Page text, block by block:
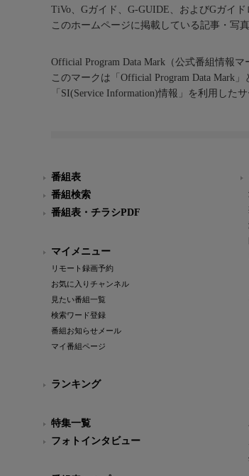
TiVo、Gガイド、G-GUIDE、およびGガイ
このホームページに掲載している記事・写
Official Program Data Mark（公式番組情報マ
このマークは「Official Program Data Mark
「SI(Service Information)情報」を利用した
番組表
番組検索
番組表・チラシPDF
マイメニュー
リモート録画予約
お気に入りチャンネル
見たい番組一覧
検索ワード登録
番組お知らせメール
マイ番組ページ
ランキング
特集一覧
フォトインタビュー